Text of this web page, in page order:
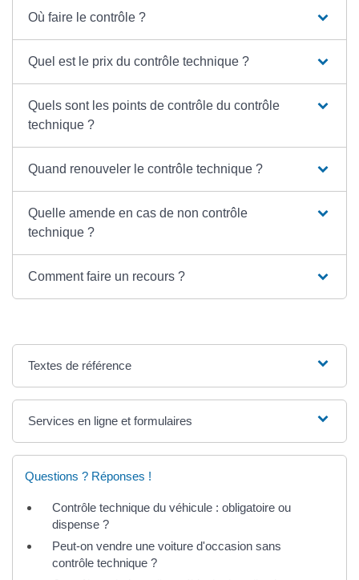
Où faire le contrôle ?
Quel est le prix du contrôle technique ?
Quels sont les points de contrôle du contrôle
technique ?
Quand renouveler le contrôle technique ?
Quelle amende en cas de non contrôle
technique ?
Comment faire un recours ?
Textes de référence
Services en ligne et formulaires
Questions ? Réponses !
Contrôle technique du véhicule : obligatoire ou
dispense ?
Peut-on vendre une voiture d'occasion sans
contrôle technique ?